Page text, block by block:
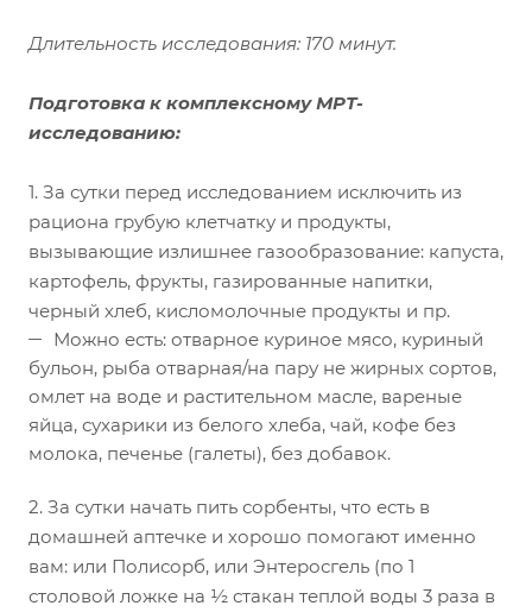
Длительность исследования: 170 минут.
Подготовка к комплексному МРТ-
исследованию:
1. За сутки перед исследованием исключить из
рациона грубую клетчатку и продукты,
вызывающие излишнее газообразование: капуста,
картофель, фрукты, газированные напитки,
черный хлеб, кисломолочные продукты и пр.
Можно есть: отварное куриное мясо, куриный
бульон, рыба отварная/на пару не жирных сортов,
омлет на воде и растительном масле, вареные
яйца, сухарики из белого хлеба, чай, кофе без
молока, печенье (галеты), без добавок.
2. За сутки начать пить сорбенты, что есть в
домашней аптечке и хорошо помогают именно
вам: или Полисорб, или Энтеросгель (по 1
столовой ложке на ½ стакан теплой воды 3 раза в